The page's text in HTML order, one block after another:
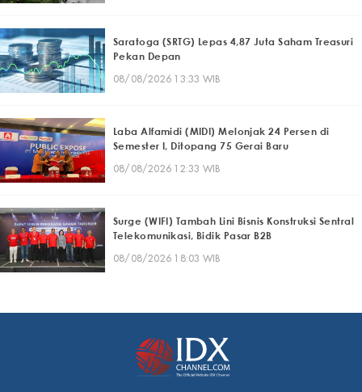
Saratoga (SRTG) Lepas 4,87 Juta Saham Treasuri
Pekan Depan
08/08/2026 13:33 WIB
Laba Alfamidi (MIDI) Melonjak 24 Persen di
Semester I, Ditopang 75 Gerai Baru
08/08/2026 12:33 WIB
Surge (WIFI) Tambah Lini Bisnis Konstruksi Sentral
Telekomunikasi, Bidik Pasar B2B
08/08/2026 18:03 WIB